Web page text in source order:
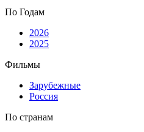
По Годам
2026
2025
Фильмы
Зарубежные
Россия
По странам